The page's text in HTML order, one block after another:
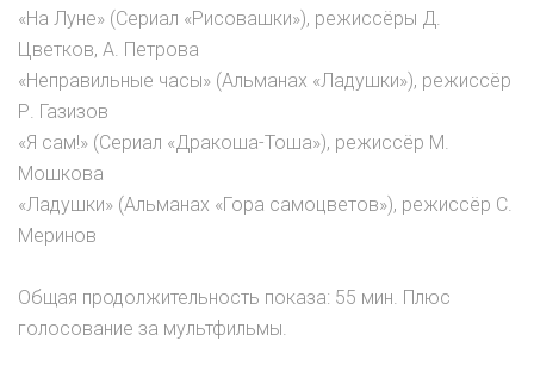
«На Луне» (Сериал «Рисовашки»), режиссёры Д.
Цветков, А. Петрова
«Неправильные часы» (Альманах «Ладушки»), режиссёр
Р. Газизов
«Я сам!» (Сериал «Дракоша-Тоша»), режиссёр М.
Мошкова
«Ладушки» (Альманах «Гора самоцветов»), режиссёр С.
Меринов
Общая продолжительность показа: 55 мин. Плюс
голосование за мультфильмы.